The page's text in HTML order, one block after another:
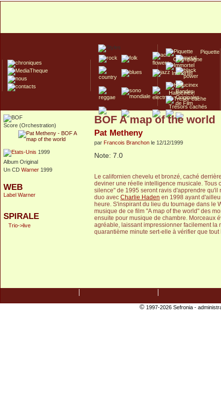
Piquette
Champagne
Immortel
Hallucinex!
Trésors cachés
Culte/Collector
Score (Orchestration)
1999
Album Original
Un CD Warner 1999
WEB
Label Warner
SPIRALE
Trio->live
BOF A map of the world
Pat Metheny
par Francois Branchon le 12/12/1999
Note: 7.0
Le californien chevelu et bronzé, caché
deviner une réelle intelligence musicale. Tous
silence" de 1995 seront ravis d'apprendre
duo avec Charlie Haden en 1998 ayant
heure. S'inspirant du lieu du tournage dans le
musique de ce film "A map of the world" des
ensuite pour musique de chambre. Morceaux
agréable, laissant impressionner facilement
quarantième minute sert-elle à vérifier que tout
©1997-2026 Sefronia -